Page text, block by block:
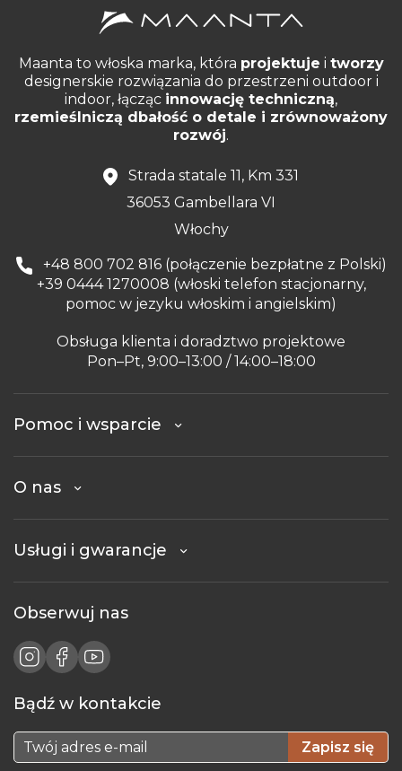
Maanta to włoska marka, która projektuje i tworzy
designerskie rozwiązania do przestrzeni outdoor i
indoor, łącząc innowację techniczną,
rzemieślniczą dbałość o detale i zrównoważony
rozwój.
Strada statale 11, Km 331
36053 Gambellara VI
Włochy
+48 800 702 816 (połączenie bezpłatne z Polski)
+39 0444 1270008 (włoski telefon stacjonarny,
pomoc w jezyku włoskim i angielskim)
Obsługa klienta i doradztwo projektowe
Pon–Pt, 9:00–13:00 / 14:00–18:00
Pomoc i wsparcie
O nas
Usługi i gwarancje
Obserwuj nas
Bądź w kontakcie
Zapisz się